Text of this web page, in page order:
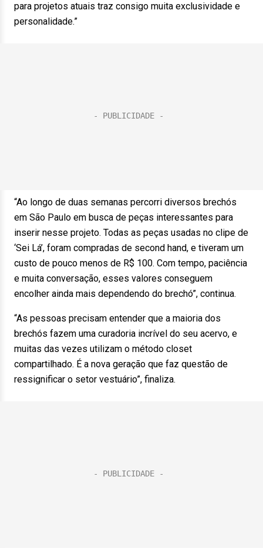
para projetos atuais traz consigo muita exclusividade e
personalidade.”
“Ao longo de duas semanas percorri diversos brechós
em São Paulo em busca de peças interessantes para
inserir nesse projeto. Todas as peças usadas no clipe de
‘Sei Lá’, foram compradas de second hand, e tiveram um
custo de pouco menos de R$ 100. Com tempo, paciência
e muita conversação, esses valores conseguem
encolher ainda mais dependendo do brechó”, continua.
“As pessoas precisam entender que a maioria dos
brechós fazem uma curadoria incrível do seu acervo, e
muitas das vezes utilizam o método closet
compartilhado. É a nova geração que faz questão de
ressignificar o setor vestuário”, finaliza.